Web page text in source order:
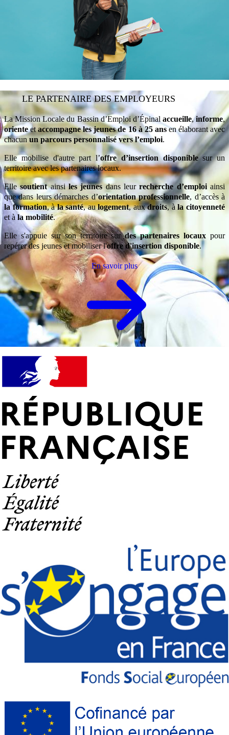
Offre publiée le 21/07/26
Serrurier / metallier / soudeur
Offre publiée le 10/07/26
Consulter
l'annonce
LE PARTENAIRE DES EMPLOYEURS
La Mission Locale du Bassin d’Emploi d’Épinal accueille,informe,
orienteetaccompagne les jeunes de 16 à 25 ansen élaborant avec
chacun un parcours personnalisé vers l’emploi.
Elle mobilise d'autre part l’offre d’insertion disponiblesur un
territoire avec les partenaires locaux.
Ellesoutientainsiles jeunesdans leurrecherche d’emploiainsi
que dans leurs démarches d’orientation professionnelle, d’accès à
la formation, àla santé, aulogement, auxdroits, àla citoyenneté
et àla mobilité.
Elle s'appuie sur son territoire surdes partenaires locaux pour
repérer des jeunes et mobiliser l'offre d'insertion disponible.
En savoir plus